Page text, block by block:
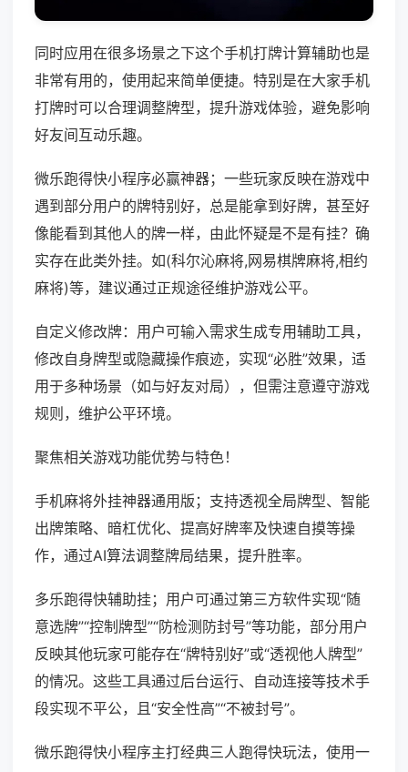
同时应用在很多场景之下这个手机打牌计算辅助也是
非常有用的，使用起来简单便捷。特别是在大家手机
打牌时可以合理调整牌型，提升游戏体验，避免影响
好友间互动乐趣。
微乐跑得快小程序必赢神器；一些玩家反映在游戏中
遇到部分用户的牌特别好，总是能拿到好牌，甚至好
像能看到其他人的牌一样，由此怀疑是不是有挂？确
实存在此类外挂。如(科尔沁麻将,网易棋牌麻将,相约
麻将)等，建议通过正规途径维护游戏公平。
自定义修改牌：用户可输入需求生成专用辅助工具，
修改自身牌型或隐藏操作痕迹，实现“必胜”效果，适
用于多种场景（如与好友对局），但需注意遵守游戏
规则，维护公平环境。
聚焦相关游戏功能优势与特色！
手机麻将外挂神器通用版；支持透视全局牌型、智能
出牌策略、暗杠优化、提高好牌率及快速自摸等操
作，通过AI算法调整牌局结果，提升胜率。
多乐跑得快辅助挂；用户可通过第三方软件实现“随
意选牌”“控制牌型”“防检测防封号”等功能，部分用户
反映其他玩家可能存在“牌特别好”或“透视他人牌型”
的情况。这些工具通过后台运行、自动连接等技术手
段实现不平公，且“安全性高”“不被封号”。
微乐跑得快小程序主打经典三人跑得快玩法，使用一